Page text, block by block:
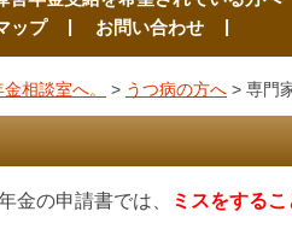
ップ お問い合わせ
相談室へ。 > うつ病の方へ > 専門
金の申請書では、 ミスをする